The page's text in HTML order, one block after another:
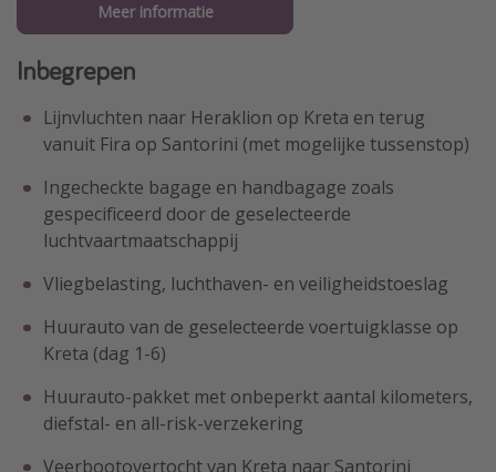
Meer informatie
Inbegrepen
Lijnvluchten naar Heraklion op Kreta en terug
vanuit Fira op Santorini (met mogelijke tussenstop)
Ingecheckte bagage en handbagage zoals
gespecificeerd door de geselecteerde
luchtvaartmaatschappij
Vliegbelasting, luchthaven- en veiligheidstoeslag
Huurauto van de geselecteerde voertuigklasse op
Kreta (dag 1-6)
Huurauto-pakket met onbeperkt aantal kilometers,
diefstal- en all-risk-verzekering
Veerbootovertocht van Kreta naar Santorini